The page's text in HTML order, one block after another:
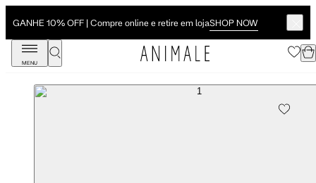
GANHE 10% OFF | Compre online e retire em lojaSHOP NOW
MENU